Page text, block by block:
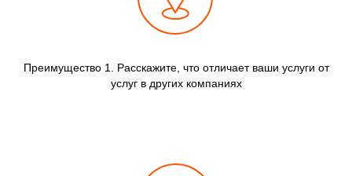
Преимущество 1. Расскажите, что отличает ваши услуги от
услуг в других компаниях